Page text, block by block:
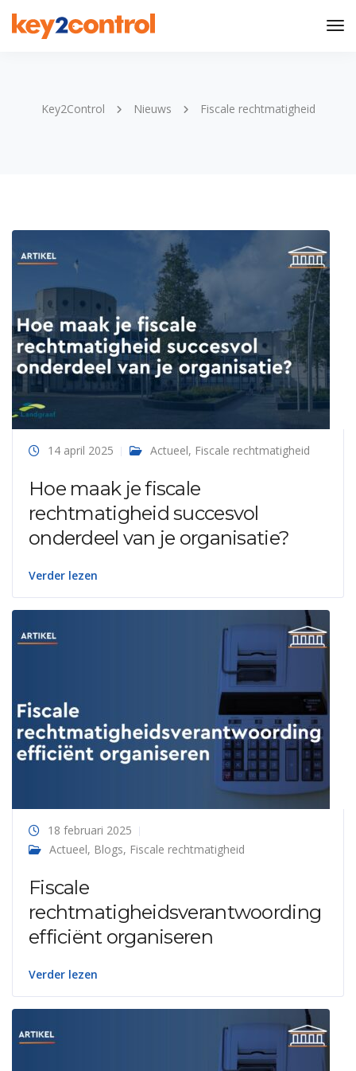
Key2Control Nieuws Fiscale rechtmatigheid
14 april 2025 Actueel, Fiscale rechtmatigheid
Hoe maak je fiscale
rechtmatigheid succesvol
onderdeel van je organisatie?
Verder lezen
18 februari 2025
Actueel, Blogs, Fiscale rechtmatigheid
Fiscale
rechtmatigheidsverantwoording
efficiënt organiseren
Verder lezen